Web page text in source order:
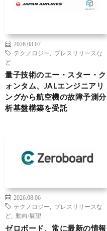
2026.08.07
テクノロジー
プレスリリースな
ど
量子技術のエー・スター・ク
ォンタム、JALエンジニアリ
ングから航空機の故障予測分
析基盤構築を受託
2026.08.06
テクノロジー
プレスリリースな
ど
動向/展望
ゼロボード、常に最新の情報